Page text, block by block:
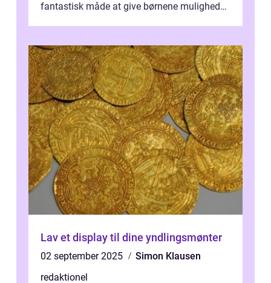
fantastisk måde at give børnene mulighed
Lav et display til dine yndlingsmønter
02 september 2025
Simon Klausen
redaktionel